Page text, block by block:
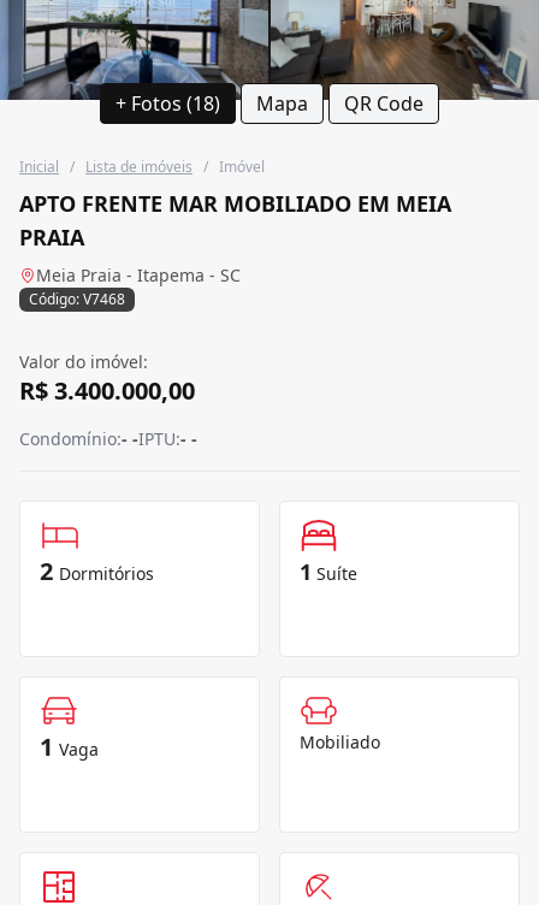
+ Fotos (18) Mapa QR Code
Inicial / Lista de imóveis / Imóvel
APTO FRENTE MAR MOBILIADO EM MEIA
PRAIA
Meia Praia - Itapema - SC
Código: V7468
Valor do imóvel:
R$ 3.400.000,00
Condomínio:- -IPTU:- -
2 Dormitórios 1 Suíte
1 Vaga Mobiliado